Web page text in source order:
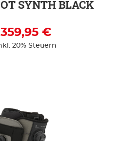
SYNTH BLACK
359,95 €
20% Steuern